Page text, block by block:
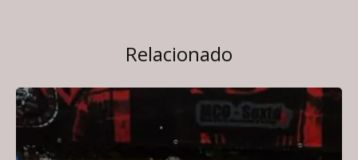
Relacionado